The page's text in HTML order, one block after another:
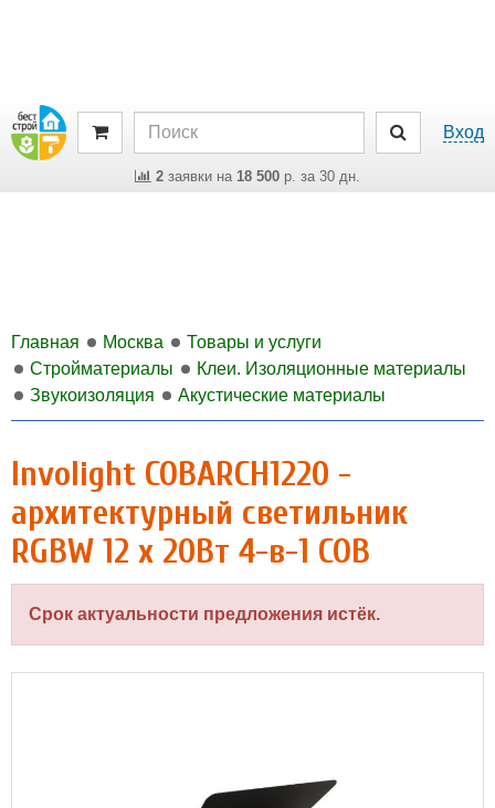
Вход
2 заявки на 18 500 р. за 30 дн.
Главная Москва
Товары и услуги
Стройматериалы
Клеи. Изоляционные материалы
Звукоизоляция
Акустические материалы
Involight COBARCH1220 -
архитектурный светильник
RGBW 12 х 20Вт 4-в-1 COB
Срок актуальности предложения истёк.